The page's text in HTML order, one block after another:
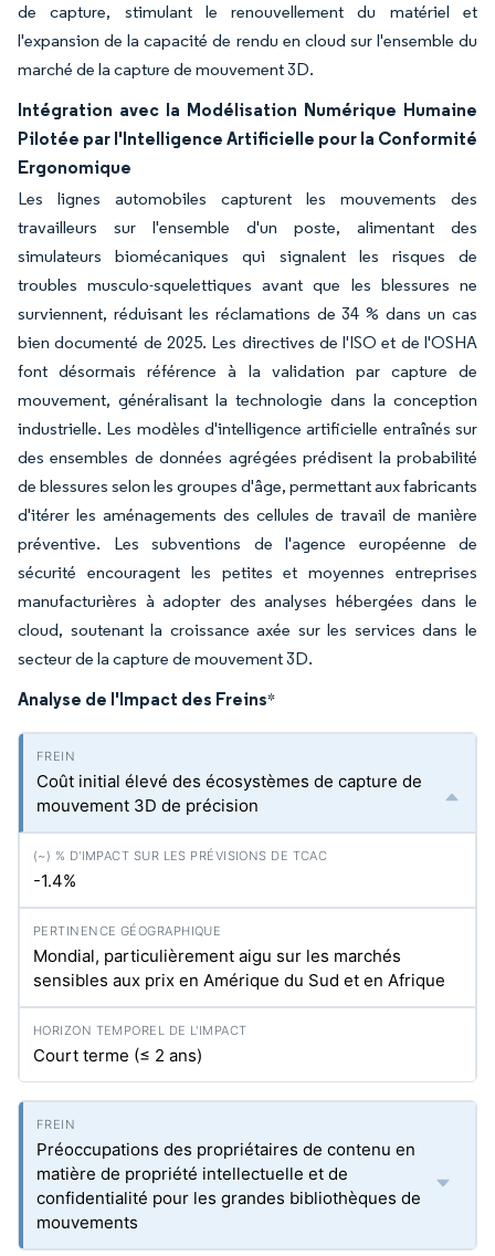
de capture, stimulant le renouvellement du matériel et
l'expansion de la capacité de rendu en cloud sur l'ensemble du
marché de la capture de mouvement 3D.
Intégration avec la Modélisation Numérique Humaine
Pilotée par l'Intelligence Artificielle pour la Conformité
Ergonomique
Les lignes automobiles capturent les mouvements des
travailleurs sur l'ensemble d'un poste, alimentant des
simulateurs biomécaniques qui signalent les risques de
troubles musculo-squelettiques avant que les blessures ne
surviennent, réduisant les réclamations de 34 % dans un cas
bien documenté de 2025. Les directives de l'ISO et de l'OSHA
font désormais référence à la validation par capture de
mouvement, généralisant la technologie dans la conception
industrielle. Les modèles d'intelligence artificielle entraînés sur
des ensembles de données agrégées prédisent la probabilité
de blessures selon les groupes d'âge, permettant aux fabricants
d'itérer les aménagements des cellules de travail de manière
préventive. Les subventions de l'agence européenne de
sécurité encouragent les petites et moyennes entreprises
manufacturières à adopter des analyses hébergées dans le
cloud, soutenant la croissance axée sur les services dans le
secteur de la capture de mouvement 3D.
Analyse de l'Impact des Freins*
Coût initial élevé des écosystèmes de capture de
mouvement 3D de précision
-1.4%
Mondial, particulièrement aigu sur les marchés
sensibles aux prix en Amérique du Sud et en Afrique
Court terme (≤ 2 ans)
Préoccupations des propriétaires de contenu en
matière de propriété intellectuelle et de
confidentialité pour les grandes bibliothèques de
mouvements